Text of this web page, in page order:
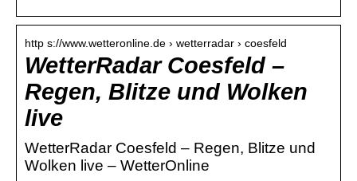
http s://www.wetteronline.de › wetterradar › coesfeld
WetterRadar Coesfeld –
Regen, Blitze und Wolken
live
WetterRadar Coesfeld – Regen, Blitze und
Wolken live – WetterOnline